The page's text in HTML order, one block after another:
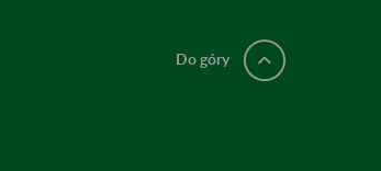
Do góry